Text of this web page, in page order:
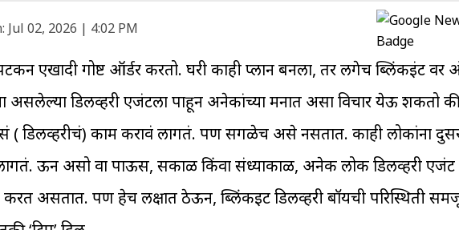
Jul 02, 2026 | 4:02 PM
एखादी गोष्ट ऑर्डर करतो. घरी काही प्लान बनला, तर लगेच ब्लिंकइंट वर
असलेल्या डिलीव्हरी एजंटला पाहून अनेकांच्या मनात असा विचार येऊ शकतो
डिलीव्हरीचं) काम करावं लागतं. पण सगळेच असे नसतात. काही लोकांना दुसरा
ऊन असो वा पाऊस, सकाळ किंवा संध्याकाळ, अनेक लोक डिलीव्हरी
असतात. पण हेच लक्षात ठेऊन, ब्लिंकइट डिलीव्हरी बॉयची परिस्थिती